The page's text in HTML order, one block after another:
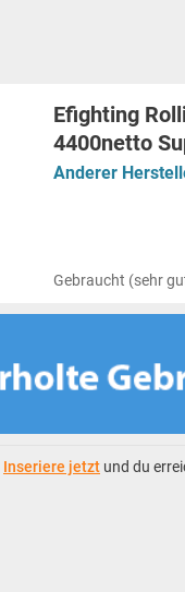
Efighting
4400netto
Anderer
Gebraucht (sehr
Inseriere jetzt und du